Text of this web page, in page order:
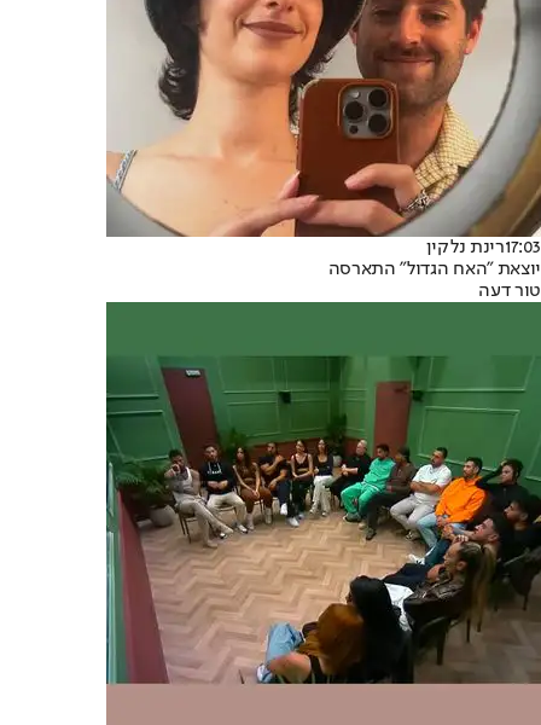
17:03רינת נלקין
יוצאת "האח הגדול" התארסה
טור דעה